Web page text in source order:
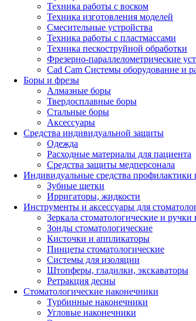
Техника работы с воском
Техника изготовления моделей
Смесительные устройства
Техника работы с пластмассами
Техника пескоструйной обработки
Фрезерно-параллелометрические
Cad Cam Системы оборудование и
Боры и фрезы
Алмазные боры
Твердосплавные боры
Стальные боры
Аксессуары
Средства индивидуальной защиты
Одежда
Расходные материалы для пациента
Средства защиты медперсонала
Индивидуальные средства профилактики
Зубные щетки
Ирригаторы, жидкости
Инструменты и аксессуары для
Зеркала стоматологические и
Зонды стоматологические
Кисточки и аппликаторы
Пинцеты стоматологические
Системы для изоляции
Штопферы, гладилки, экскаваторы
Ретракция десны
Стоматологические наконечники
Турбинные наконечники
Угловые наконечники